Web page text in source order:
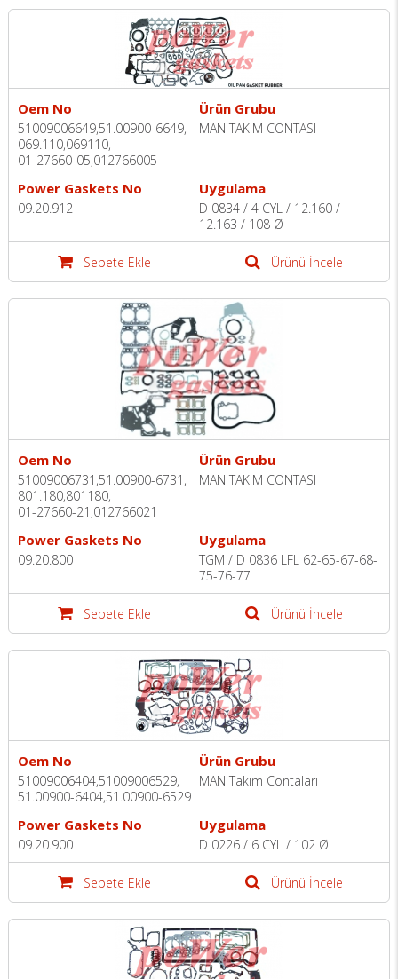
Oem No
51009006649,51.00900-6649,
069.110,069110,
01-27660-05,012766005
Ürün Grubu
MAN TAKIM CONTASI
Power Gaskets No
09.20.912
Uygulama
D 0834 / 4 CYL / 12.160 /
12.163 / 108 Ø
Sepete Ekle Ürünü İncele
Oem No
51009006731,51.00900-6731,
801.180,801180,
01-27660-21,012766021
Ürün Grubu
MAN TAKIM CONTASI
Power Gaskets No
09.20.800
Uygulama
TGM / D 0836 LFL 62-65-67-68-
75-76-77
Sepete Ekle Ürünü İncele
Oem No
51009006404,51009006529,
51.00900-6404,51.00900-6529
Ürün Grubu
MAN Takım Contaları
Power Gaskets No
09.20.900
Uygulama
D 0226 / 6 CYL / 102 Ø
Sepete Ekle Ürünü İncele